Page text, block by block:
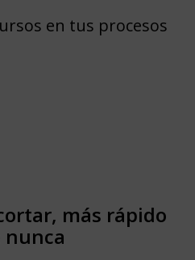
en tus procesos
más rápido
nunca